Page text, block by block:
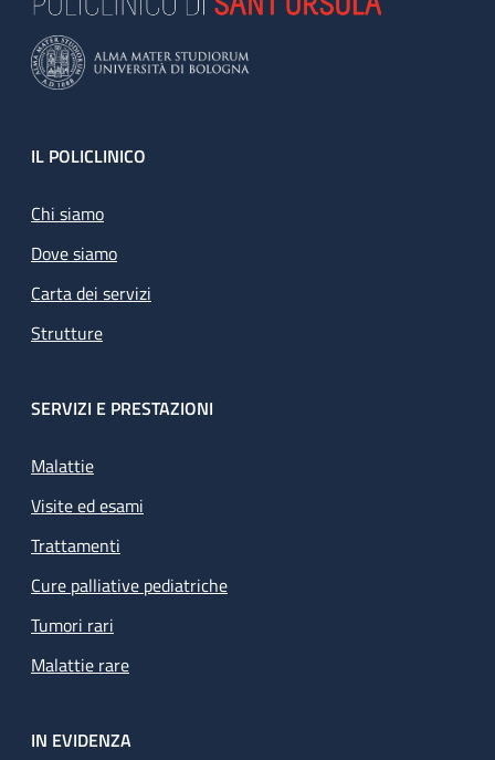
Footer
IL POLICLINICO
Chi siamo
Dove siamo
Carta dei servizi
Strutture
SERVIZI E PRESTAZIONI
Malattie
Visite ed esami
Trattamenti
Cure palliative pediatriche
Tumori rari
Malattie rare
IN EVIDENZA